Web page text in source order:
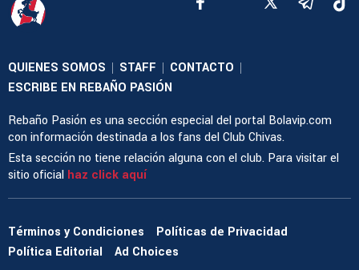
QUIENES SOMOS | STAFF | CONTACTO |
ESCRIBE EN REBAÑO PASIÓN
Rebaño Pasión es una sección especial del portal Bolavip.com
con información destinada a los fans del Club Chivas.
Esta sección no tiene relación alguna con el club. Para visitar el
sitio oficial haz click aquí
Términos y Condiciones
Políticas de Privacidad
Política Editorial
Ad Choices